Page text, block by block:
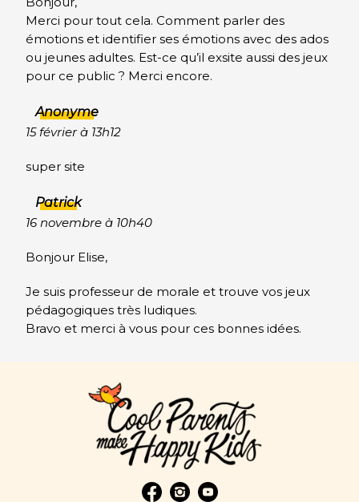
Merci pour tout cela. Comment parler des
émotions et identifier ses émotions avec des ados
ou jeunes adultes. Est-ce qu’il exsite aussi des jeux
pour ce public ? Merci encore.
Anonyme
15 février à 13h12
super site
Patrick
16 novembre à 10h40
Bonjour Elise,
Je suis professeur de morale et trouve vos jeux
pédagogiques très ludiques.
Bravo et merci à vous pour ces bonnes idées.